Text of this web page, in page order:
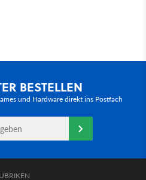
BESTELLEN
und Hardware direkt ins Postfach